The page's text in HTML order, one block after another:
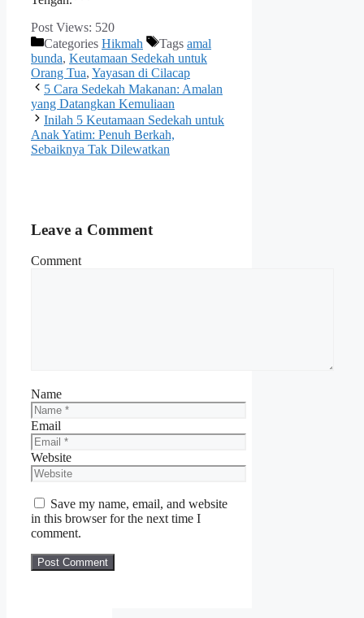
Post Views: 520
Categories Hikmah Tags amal
bunda, Keutamaan Sedekah untuk
Orang Tua, Yayasan di Cilacap
5 Cara Sedekah Makanan: Amalan
yang Datangkan Kemuliaan
Inilah 5 Keutamaan Sedekah untuk
Anak Yatim: Penuh Berkah,
Sebaiknya Tak Dilewatkan
Leave a Comment
Comment
Name
Email
Website
Save my name, email, and website
in this browser for the next time I
comment.